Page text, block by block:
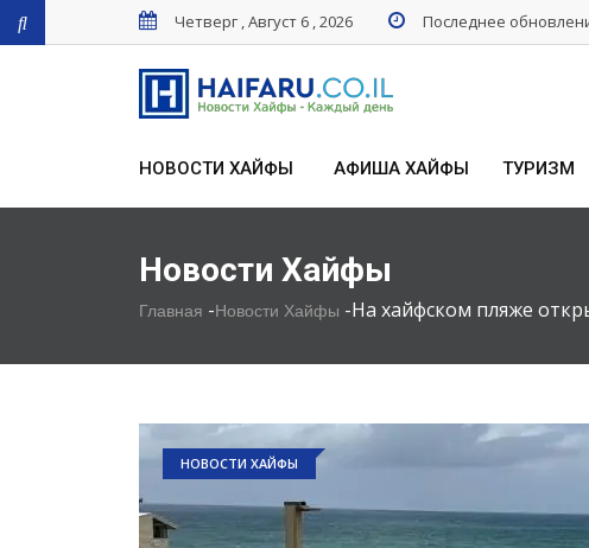
Четверг , Август 6 , 2026 Последнее
НОВОСТИ ХАЙФЫ АФИША ХАЙФЫ ТУРИЗМ
Новости Хайфы
Главная -Новости Хайфы -На хайфском пляже
НОВОСТИ ХАЙФЫ